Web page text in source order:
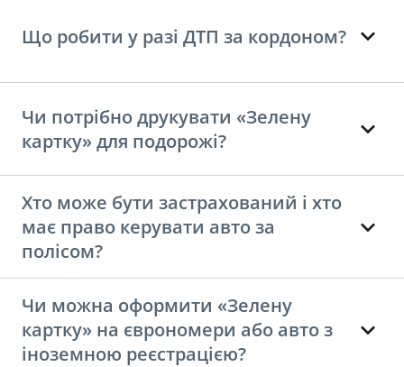
Що робити у разі ДТП за кордоном?
Чи потрібно друкувати «Зелену
картку» для подорожі?
Хто може бути застрахований і хто
має право керувати авто за
полісом?
Чи можна оформити «Зелену
картку» на єврономери або авто з
іноземною реєстрацією?